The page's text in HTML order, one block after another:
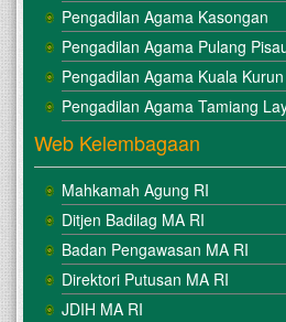
Pengadilan Agama Kasongan
Pengadilan Agama Pulang
Pengadilan Agama Kuala Kurun
Pengadilan Agama Tamiang
Web Kelembagaan
Mahkamah Agung RI
Ditjen Badilag MA RI
Badan Pengawasan MA RI
Direktori Putusan MA RI
JDIH MA RI